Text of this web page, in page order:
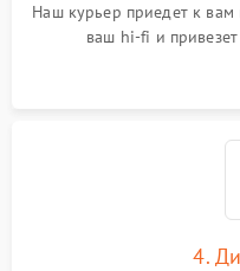
Наш курьер приедет к вам
ваш hi-fi и привезет
4.